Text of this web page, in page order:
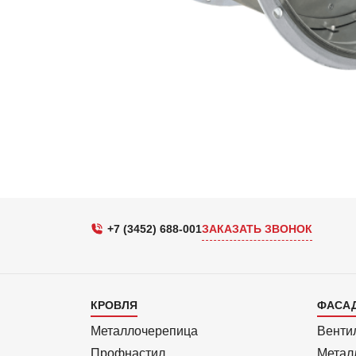
+7 (3452) 688-001ЗАКАЗАТЬ ЗВОНОК
Каталог
1
КРОВЛЯ
Металлочерепица
Профнастил
2